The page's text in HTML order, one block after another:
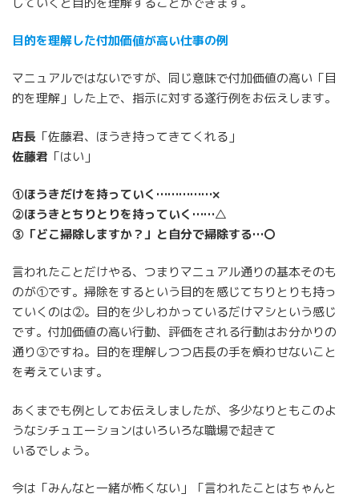
目的を理解した付加価値が高い仕事の例
マニュアルではないですが、同じ意味で付加価値の高い「目
的を理解」した上で、指示に対する遂行例をお伝えします。
店長 「佐藤君、ほうき持ってきてくれる」
佐藤君 「はい」
①ほうきだけを持っていく……………×
②ほうきとちりとりを持っていく……△
③「どこ掃除しますか？」と自分で掃除する…〇
言われたことだけやる、つまりマニュアル通りの基本そのも
のが①です。掃除をするという目的を感じてちりとりも持っ
ていくのは②。目的を少しわかっているだけマシという感じ
です。付加価値の高い行動、評価をされる行動はお分かりの
通り③ですね。目的を理解しつつ店長の手を煩わせないこと
を考えています。
あくまでも例としてお伝えしましたが、多少なりともこのよ
うなシチュエーションはいろいろな職場で起きて
いるでしょう。
今は「みんなと一緒が怖くない」「言われたことはちゃんと